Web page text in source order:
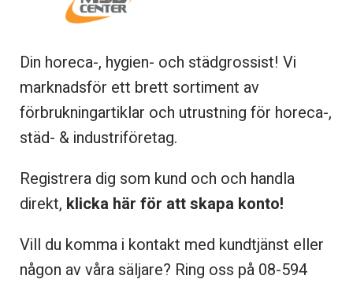
Din horeca-, hygien- och städgrossist! Vi
marknadsför ett brett sortiment av
förbrukningartiklar och utrustning för horeca-,
städ- & industriföretag.
Registrera dig som kund och och handla
direkt, klicka här för att skapa konto!
Vill du komma i kontakt med kundtjänst eller
någon av våra säljare? Ring oss på 08-594